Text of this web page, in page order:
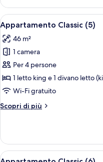
Classic
(4)
Apri
tutte
le
foto
per
Appartamento
Classic
6
Appartamento Classic (5)
46 m²
1 camera
Per 4 persone
1 letto king e 1 divano letto
Wi-Fi gratuito
Scopri di più
Altri
Classic
(5)
Apri
6